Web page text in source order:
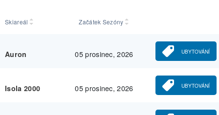
Skiareál Začátek Sezóny
Auron 05 prosinec, 2026 UBYTOVÁNÍ
Isola 2000 05 prosinec, 2026 UBYTOVÁNÍ